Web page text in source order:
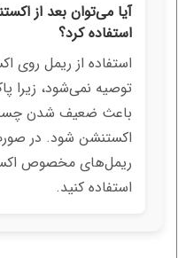
آیا می‌توان بعد از
استفاده کرد؟
استفاده از ریمل روی
توصیه نمی‌شود، زیرا
باعث ضعیف شدن
اکستنشن شود. در
ریمل‌های مخصوص
استفاده کنید.